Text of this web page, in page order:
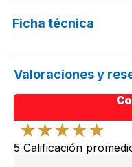
Ficha técnica
Valoraciones y
★★★★★
5 Calificación